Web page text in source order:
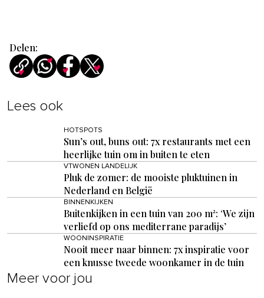
Delen:
Lees ook
HOTSPOTS
Sun’s out, buns out: 7x restaurants met een
heerlijke tuin om in buiten te eten
VTWONEN LANDELIJK
Pluk de zomer: de mooiste pluktuinen in
Nederland en België
BINNENKIJKEN
Buitenkijken in een tuin van 200 m²: ‘We zijn
verliefd op ons mediterrane paradijs’
WOONINSPIRATIE
Nooit meer naar binnen: 7x inspiratie voor
een knusse tweede woonkamer in de tuin
Meer voor jou